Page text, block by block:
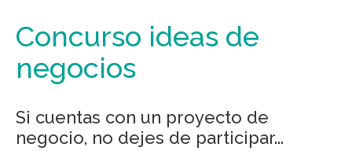
Concurso ideas de
negocios
Si cuentas con un proyecto de
negocio, no dejes de participar...